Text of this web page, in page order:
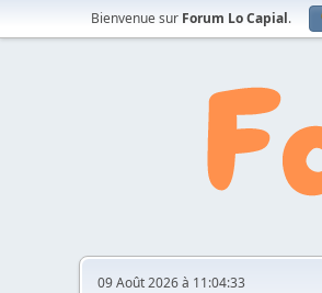
Bienvenue sur Forum Lo Capial.
09 Août 2026 à 11:04:33